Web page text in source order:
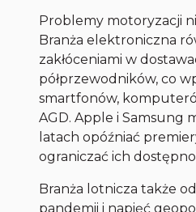
Problemy motoryzacji
Branża elektroniczna
zakłóceniami w
półprzewodników, co
smartfonów,
AGD. Apple i Samsung
latach opóźniać
ograniczać ich
Branża lotnicza także
pandemii i napięć